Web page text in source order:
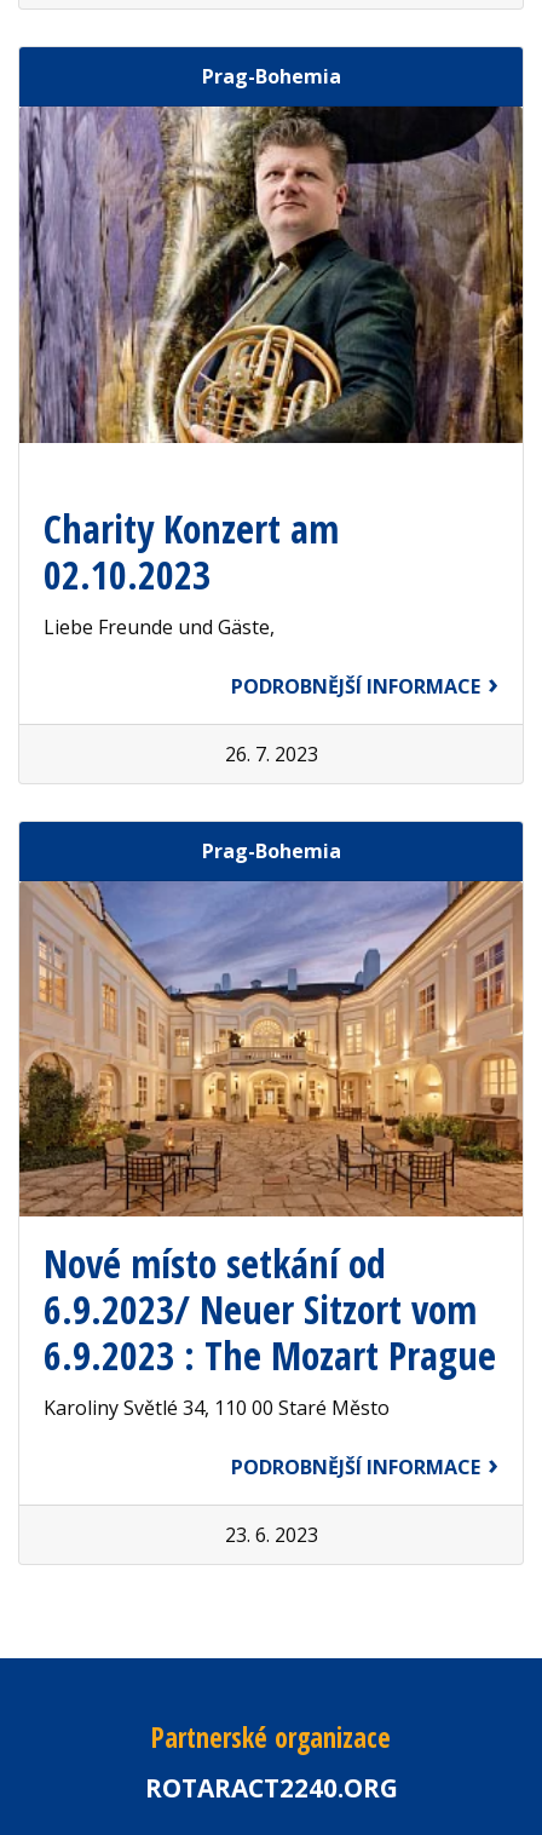
Prag-Bohemia
Charity Konzert am
02.10.2023
Liebe Freunde und Gäste,
PODROBNĚJŠÍ INFORMACE
26. 7. 2023
Prag-Bohemia
Nové místo setkání od
6.9.2023/ Neuer Sitzort vom
6.9.2023 : The Mozart Prague
Karoliny Světlé 34, 110 00 Staré Město
PODROBNĚJŠÍ INFORMACE
23. 6. 2023
Partnerské organizace
ROTARACT2240.ORG